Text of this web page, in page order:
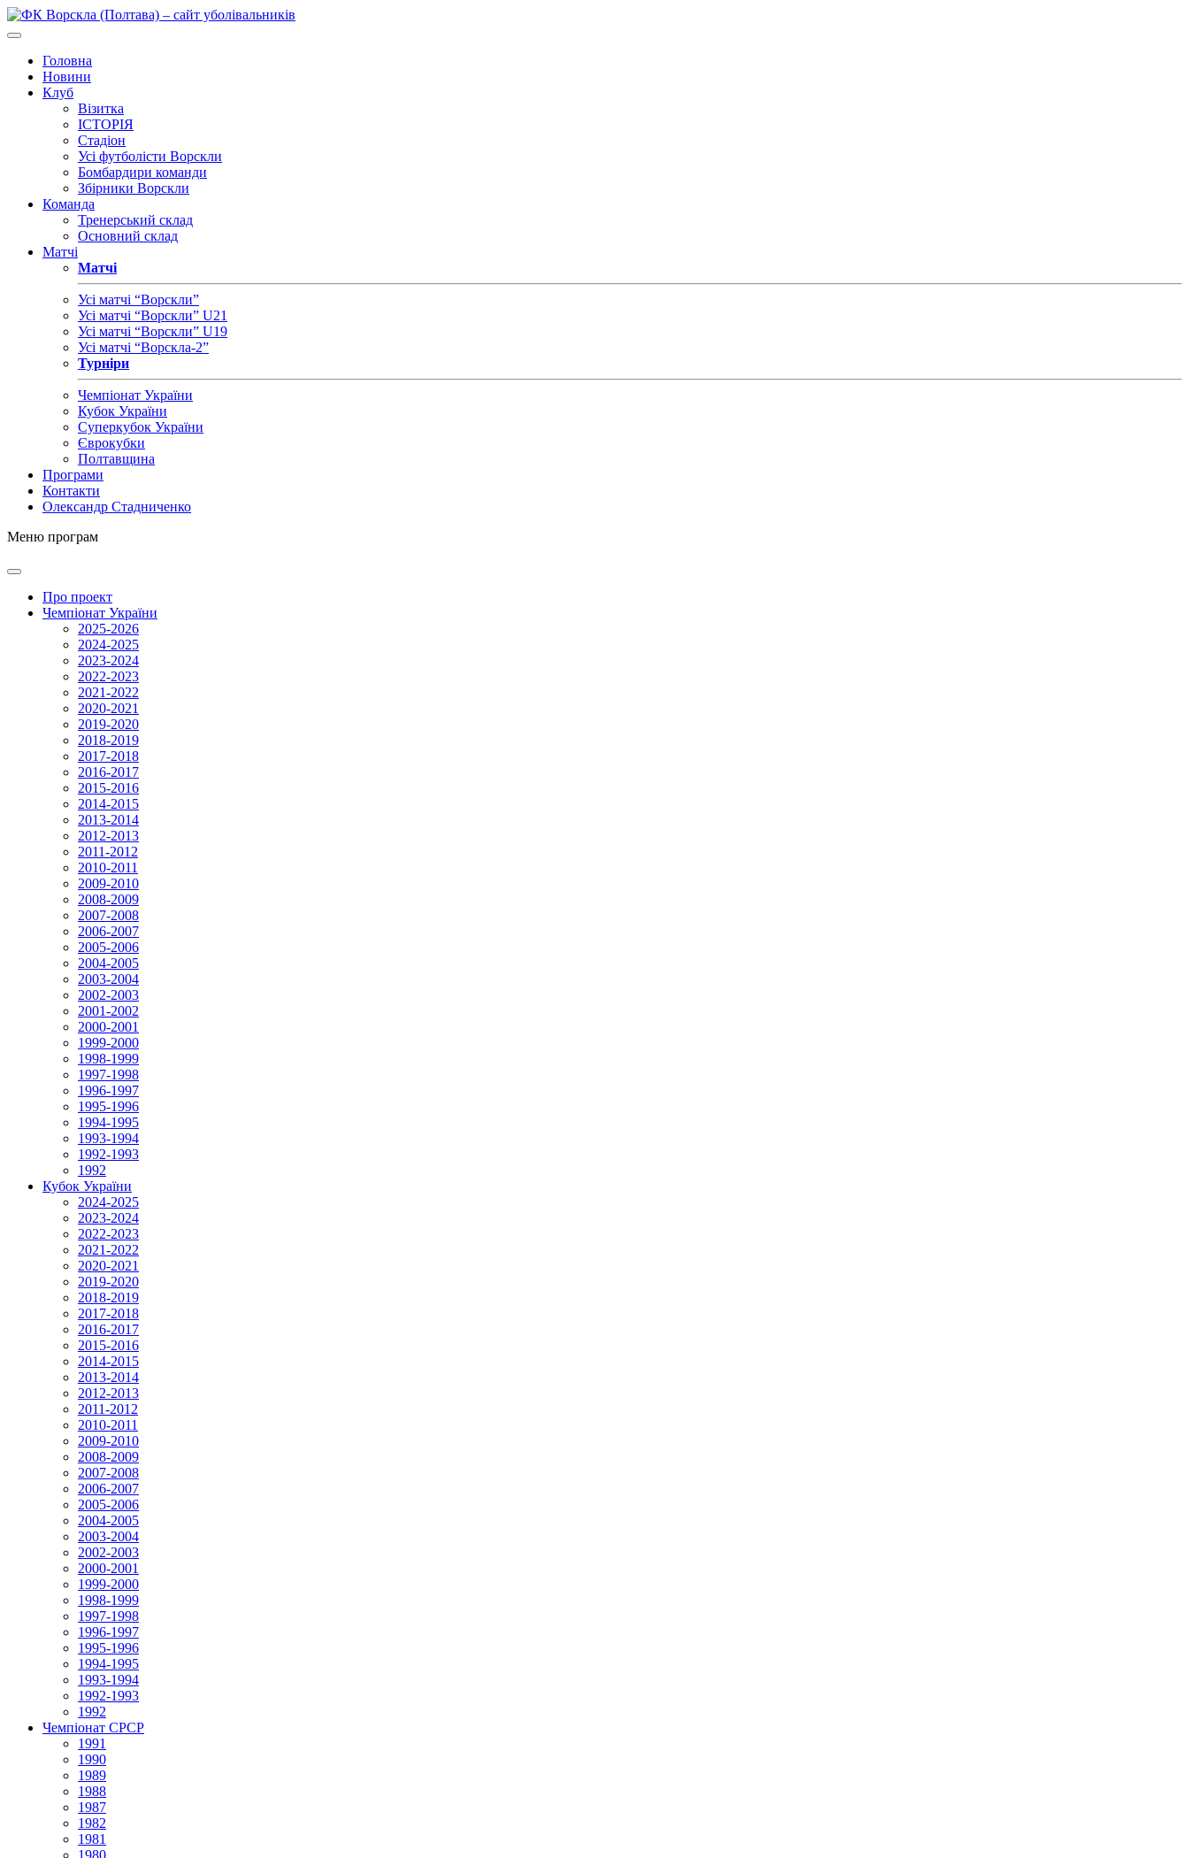
Головна
Новини
Клуб
Візитка
ІСТОРІЯ
Стадіон
Усі футболісти Ворскли
Бомбардири команди
Збірники Ворскли
Команда
Тренерський склад
Основний склад
Матчі
Матчі
Усі матчі “Ворскли”
Усі матчі “Ворскли” U21
Усі матчі “Ворскли” U19
Усі матчі “Ворскла-2”
Турніри
Чемпіонат України
Кубок України
Суперкубок України
Єврокубки
Полтавщина
Програми
Контакти
Олександр Стадниченко
Меню програм
Про проект
Чемпіонат України
2025-2026
2024-2025
2023-2024
2022-2023
2021-2022
2020-2021
2019-2020
2018-2019
2017-2018
2016-2017
2015-2016
2014-2015
2013-2014
2012-2013
2011-2012
2010-2011
2009-2010
2008-2009
2007-2008
2006-2007
2005-2006
2004-2005
2003-2004
2002-2003
2001-2002
2000-2001
1999-2000
1998-1999
1997-1998
1996-1997
1995-1996
1994-1995
1993-1994
1992-1993
1992
Кубок України
2024-2025
2023-2024
2022-2023
2021-2022
2020-2021
2019-2020
2018-2019
2017-2018
2016-2017
2015-2016
2014-2015
2013-2014
2012-2013
2011-2012
2010-2011
2009-2010
2008-2009
2007-2008
2006-2007
2005-2006
2004-2005
2003-2004
2002-2003
2000-2001
1999-2000
1998-1999
1997-1998
1996-1997
1995-1996
1994-1995
1993-1994
1992-1993
1992
Чемпіонат СРСР
1991
1990
1989
1988
1987
1982
1981
1980